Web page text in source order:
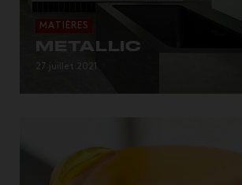
MATIÈRES
METALLIC
27 juillet 2021